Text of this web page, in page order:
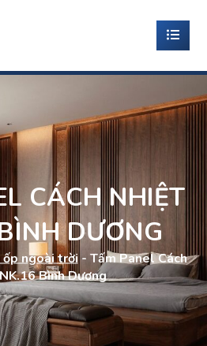
CÁCH NHIỆT
DƯƠNG
ngoài trời -Tấm Panel Cách
Bình Dương